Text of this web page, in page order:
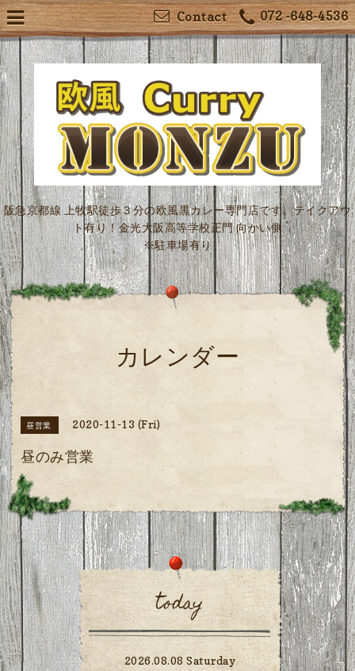
072 -648-4536
Contact
阪急京都線 上牧駅徒歩３分の欧風黒カレー専門店です。テイクアウ
ト有り！金光大阪高等学校正門 向かい側
※駐車場有り
カレンダー
昼営業 2020-11-13 (Fri)
昼のみ営業
today
2026.08.08 Saturday